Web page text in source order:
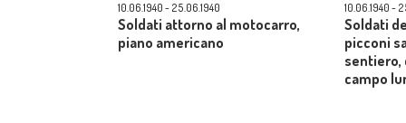
10.06.1940 - 25.06.1940
Soldati attorno al motocarro,
piano americano
10.06.1940 -
Soldati
picconi
sentiero,
campo